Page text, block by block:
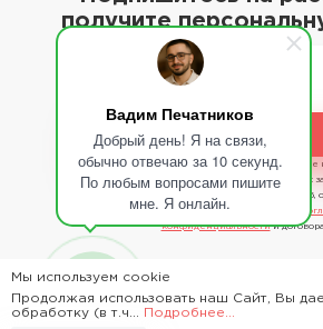
Вадим Печатников
Добрый день! Я на связи,
обычно отвечаю за 10 секунд.
По любым вопросами пишите
мне. Я онлайн.
получите
Отправляя сведения, я даю свое согласие
персональных данных в соответствии с
персональных данных» от 27.07.2006,
принимаю условияпользовательского
конфиденциальностии
2026 - Time Saving
Мы используем cookie
Продолжая использовать наш Сайт, Вы
обработку (в т.ч...
Подробнее...